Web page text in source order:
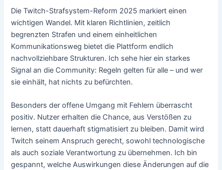
Die Twitch-Strafsystem-Reform 2025 markiert einen
wichtigen Wandel. Mit klaren Richtlinien, zeitlich
begrenzten Strafen und einem einheitlichen
Kommunikationsweg bietet die Plattform endlich
nachvollziehbare Strukturen. Ich sehe hier ein starkes
Signal an die Community: Regeln gelten für alle – und wer
sie einhält, hat nichts zu befürchten.
Besonders der offene Umgang mit Fehlern überrascht
positiv. Nutzer erhalten die Chance, aus Verstößen zu
lernen, statt dauerhaft stigmatisiert zu bleiben. Damit wird
Twitch seinem Anspruch gerecht, sowohl technologische
als auch soziale Verantwortung zu übernehmen. Ich bin
gespannt, welche Auswirkungen diese Änderungen auf die